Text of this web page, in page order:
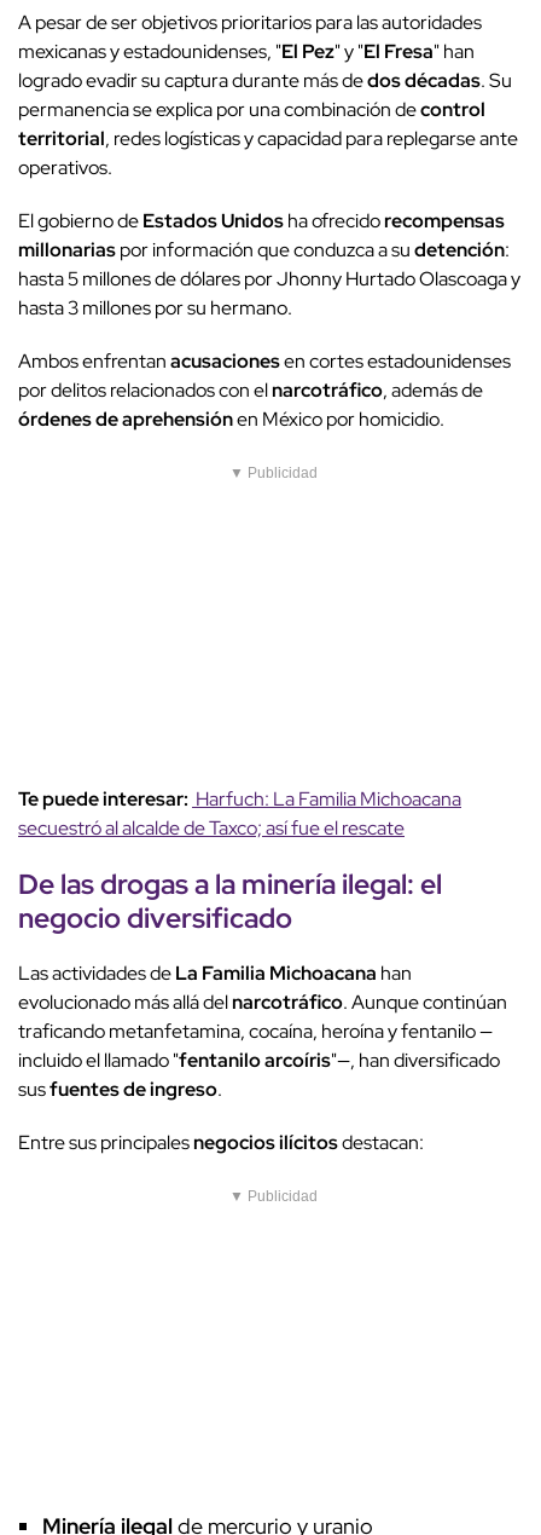
A pesar de ser objetivos prioritarios para las autoridades
mexicanas y estadounidenses, "El Pez" y "El Fresa" han
logrado evadir su captura durante más dedos décadas. Su
permanencia se explica por una combinación decontrol
territorial, redes logísticas y capacidad para replegarse ante
operativos.
El gobierno deEstados Unidosha ofrecidorecompensas
millonariaspor información que conduzca a sudetención:
hasta 5 millones de dólares por Jhonny Hurtado Olascoaga y
hasta 3 millones por su hermano.
Ambos enfrentanacusacionesen cortes estadounidenses
por delitos relacionados con elnarcotráfico, además de
órdenes de aprehensiónen México por homicidio.
▼ Publicidad
Te puede interesar: Harfuch: La Familia Michoacana
secuestró al alcalde de Taxco; así fue el rescate
De las drogas a laminería ilegal: el
negocio diversificado
Las actividades deLa Familia Michoacana han
evolucionado más allá delnarcotráfico. Aunque continúan
traficando metanfetamina, cocaína, heroína y fentanilo —
incluido el llamado "fentanilo arcoíris"—, han diversificado
susfuentes de ingreso.
Entre sus principalesnegocios ilícitosdestacan:
▼ Publicidad
Minería ilegalde mercurio y uranio